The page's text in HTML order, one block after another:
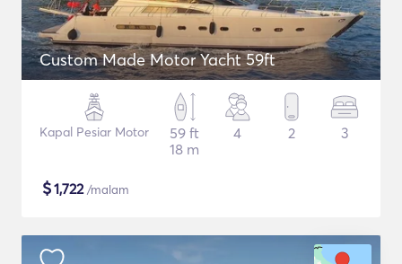
Custom Made Motor Yacht 59ft
Kapal Pesiar Motor
59 ft
18 m
4 2 3
$1,722/malam